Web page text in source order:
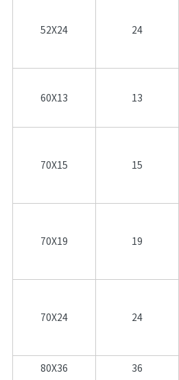
52X24 24
60X13 13
70X15 15
70X19 19
70X24 24
80X36 36